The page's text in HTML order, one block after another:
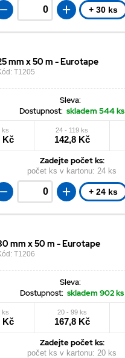
+ 30 ks
mm x 50 m - Eurotape
T1205
Sleva:
Dostupnost: skladem 544 ks
ks
Kč
24 - 119 ks
142,8 Kč
Zadejte počet ks:
počet ks v kartonu: 24 ks
+ 24 ks
mm x 50 m - Eurotape
T1206
Sleva:
Dostupnost: skladem 902 ks
ks
Kč
20 - 99 ks
167,8 Kč
Zadejte počet ks:
počet ks v kartonu: 20 ks